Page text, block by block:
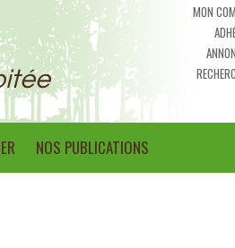
MON
NOS PUBLICATIONS